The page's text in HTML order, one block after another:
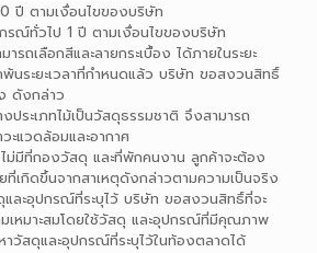
ปี ตามเงื่อนไขของบริษัท
รณ์ทั่วไป 1 ปี ตามเงื่อนไขของบริษัท
รถเลือกสีและลายกระเบื้อง ได้ภายในระยะ
พ้นระยะเวลาที่กำหนดแล้ว บริษัท ขอสงวนสิทธิ์
ดังกล่าว
ประเภทไม้เป็นวัสดุธรรมชาติ จึงสามารถ
ะแวดล้อมและอากาศ
ม่มีที่กองวัสดุ และที่พักคนงาน ลูกค้าจะต้อง
ที่เกิดขึ้นจากสาเหตุดังกล่าวตามความเป็นจริง
และอุปกรณ์ที่ระบุไว้ บริษัท ขอสงวนสิทธิ์ที่จะ
เหมาะสมโดยใช้วัสดุ และอุปกรณ์ที่มีคุณภาพ
าวัสดุและอุปกรณ์ที่ระบุไว้ในท้องตลาดได้